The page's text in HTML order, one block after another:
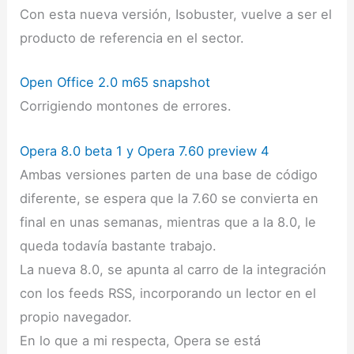
Con esta nueva versión, Isobuster, vuelve a ser el
producto de referencia en el sector.
Open Office 2.0 m65 snapshot
Corrigiendo montones de errores.
Opera 8.0 beta 1 y Opera 7.60 preview 4
Ambas versiones parten de una base de código
diferente, se espera que la 7.60 se convierta en
final en unas semanas, mientras que a la 8.0, le
queda todavía bastante trabajo.
La nueva 8.0, se apunta al carro de la integración
con los feeds RSS, incorporando un lector en el
propio navegador.
En lo que a mi respecta, Opera se está